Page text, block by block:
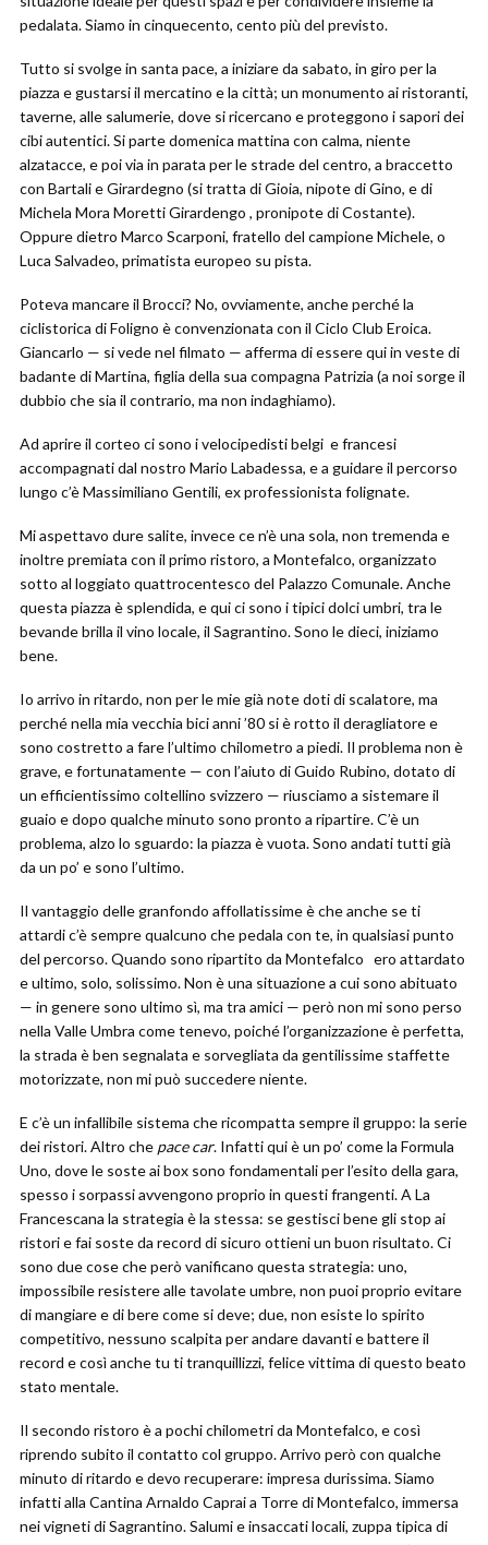
pedalata. Siamo in cinquecento, cento più del previsto.
Tutto si svolge in santa pace, a iniziare da sabato, in giro per la
piazza e gustarsi il mercatino e la città; un monumento ai ristoranti,
taverne, alle salumerie, dove si ricercano e proteggono i sapori dei
cibi autentici. Si parte domenica mattina con calma, niente
alzatacce, e poi via in parata per le strade del centro, a braccetto
con Bartali e Girardegno (si tratta di Gioia, nipote di Gino, e di
Michela Mora Moretti Girardengo , pronipote di Costante).
Oppure dietro Marco Scarponi, fratello del campione Michele, o
Luca Salvadeo, primatista europeo su pista.
Poteva mancare il Brocci? No, ovviamente, anche perché la
ciclistorica di Foligno è convenzionata con il Ciclo Club Eroica.
Giancarlo — si vede nel filmato — afferma di essere qui in veste di
badante di Martina, figlia della sua compagna Patrizia (a noi sorge il
dubbio che sia il contrario, ma non indaghiamo).
Ad aprire il corteo ci sono i velocipedisti belgi e francesi
accompagnati dal nostro Mario Labadessa, e a guidare il percorso
lungo c’è Massimiliano Gentili, ex professionista folignate.
Mi aspettavo dure salite, invece ce n’è una sola, non tremenda e
inoltre premiata con il primo ristoro, a Montefalco, organizzato
sotto al loggiato quattrocentesco del Palazzo Comunale. Anche
questa piazza è splendida, e qui ci sono i tipici dolci umbri, tra le
bevande brilla il vino locale, il Sagrantino. Sono le dieci, iniziamo
bene.
Io arrivo in ritardo, non per le mie già note doti di scalatore, ma
perché nella mia vecchia bici anni ’80 si è rotto il deragliatore e
sono costretto a fare l’ultimo chilometro a piedi. Il problema non è
grave, e fortunatamente — con l’aiuto di Guido Rubino, dotato di
un efficientissimo coltellino svizzero — riusciamo a sistemare il
guaio e dopo qualche minuto sono pronto a ripartire. C’è un
problema, alzo lo sguardo: la piazza è vuota. Sono andati tutti già
da un po’ e sono l’ultimo.
Il vantaggio delle granfondo affollatissime è che anche se ti
attardi c’è sempre qualcuno che pedala con te, in qualsiasi punto
del percorso. Quando sono ripartito da Montefalco ero attardato
e ultimo, solo, solissimo. Non è una situazione a cui sono abituato
— in genere sono ultimo sì, ma tra amici — però non mi sono perso
nella Valle Umbra come tenevo, poiché l’organizzazione è perfetta,
la strada è ben segnalata e sorvegliata da gentilissime staffette
motorizzate, non mi può succedere niente.
E c’è un infallibile sistema che ricompatta sempre il gruppo: la serie
dei ristori. Altro che pace car. Infatti qui è un po’ come la Formula
Uno, dove le soste ai box sono fondamentali per l’esito della gara,
spesso i sorpassi avvengono proprio in questi frangenti. A La
Francescana la strategia è la stessa: se gestisci bene gli stop ai
ristori e fai soste da record di sicuro ottieni un buon risultato. Ci
sono due cose che però vanificano questa strategia: uno,
impossibile resistere alle tavolate umbre, non puoi proprio evitare
di mangiare e di bere come si deve; due, non esiste lo spirito
competitivo, nessuno scalpita per andare davanti e battere il
record e così anche tu ti tranquillizzi, felice vittima di questo beato
stato mentale.
Il secondo ristoro è a pochi chilometri da Montefalco, e così
riprendo subito il contatto col gruppo. Arrivo però con qualche
minuto di ritardo e devo recuperare: impresa durissima. Siamo
infatti alla Cantina Arnaldo Caprai a Torre di Montefalco, immersa
nei vigneti di Sagrantino. Salumi e insaccati locali, zuppa tipica di